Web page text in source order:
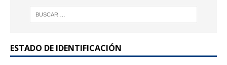
ESTADO DE IDENTIFICACIÓN